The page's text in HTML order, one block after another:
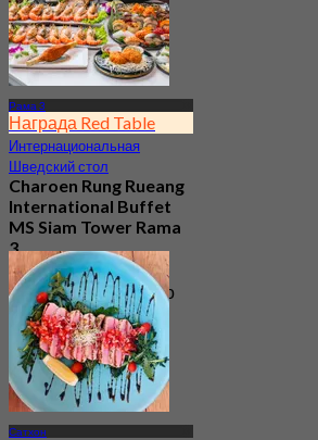
Рама 3
Награда Red Table
Интернациональная
Шведский стол
Charoen Rung Rueang
International Buffet
MS Siam Tower Rama
3
4.6
2.3K Забронировано
От
Сатхон
Европейская
Для всей семьи